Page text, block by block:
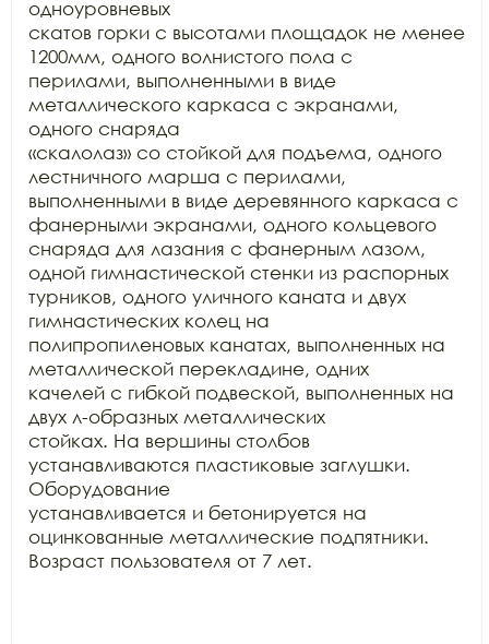
одноуровневых
скатов горки с высотами площадок не менее
1200мм, одного волнистого пола с
перилами, выполненными в виде
металлического каркаса с экранами,
одного снаряда
«скалолаз» со стойкой для подъема, одного
лестничного марша с перилами,
выполненными в виде деревянного каркаса с
фанерными экранами, одного кольцевого
снаряда для лазания с фанерным лазом,
одной гимнастической стенки из распорных
турников, одного уличного каната и двух
гимнастических колец на
полипропиленовых канатах, выполненных на
металлической перекладине, одних
качелей с гибкой подвеской, выполненных на
двух л-образных металлических
стойках. На вершины столбов
устанавливаются пластиковые заглушки.
Оборудование
устанавливается и бетонируется на
оцинкованные металлические подпятники.
Возраст пользователя от 7 лет.